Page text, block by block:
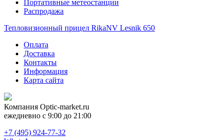
Портативные метеостанции
Распродажа
Тепловизионный прицел RikaNV Lesnik 650
Оплата
Доставка
Контакты
Информация
Карта сайта
Компания Optic-market.ru
ежедневно с 9:00 до 21:00
+7 (495) 924-77-32